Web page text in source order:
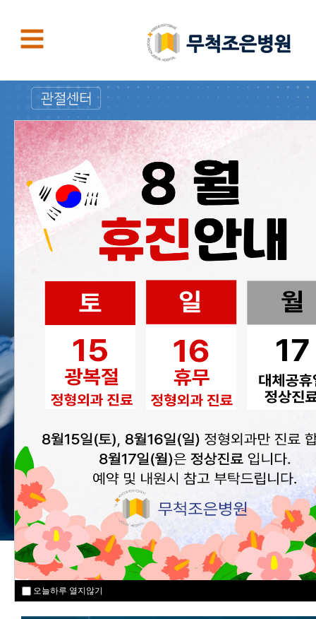
오늘하루 열지않기
오늘하루 열지않기
오늘하루 열지않기
오늘하루 열지않기
오늘하루 열지않기 MEDICAL